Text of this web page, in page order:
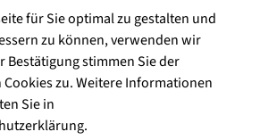
für Sie optimal zu gestalten und
zu können, verwenden wir
Bestätigung stimmen Sie der
zu. Weitere Informationen
Sie in
.